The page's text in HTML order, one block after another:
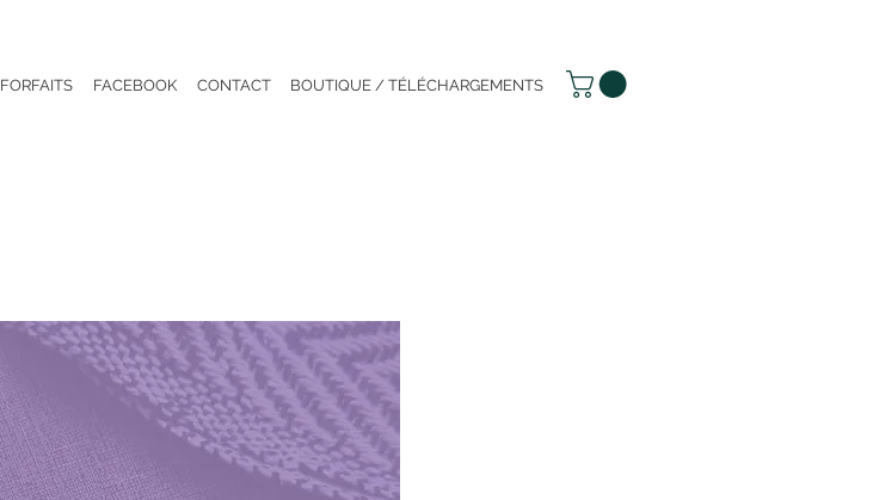
FORFAITS FACEBOOK CONTACT BOUTIQUE / TÉLÉCHARGEMENTS